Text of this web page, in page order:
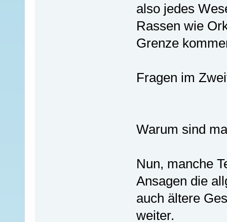
also jedes
Rassen wie
Grenze
Fragen im
Warum sind
Nun, manche
Ansagen die
auch ältere
weiter.